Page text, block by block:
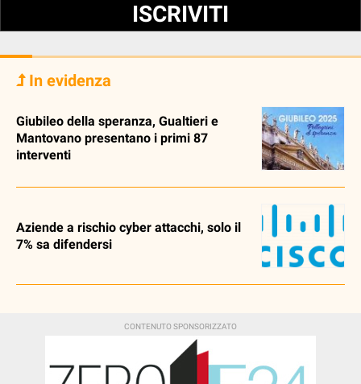
ISCRIVITI
In evidenza
Giubileo della speranza, Gualtieri e
Mantovano presentano i primi 87
interventi
Aziende a rischio cyber attacchi, solo il
7% sa difendersi